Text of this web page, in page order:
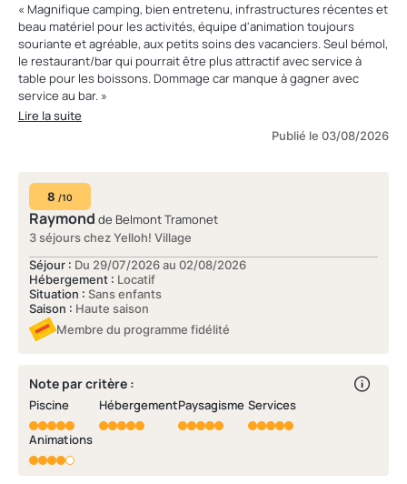
« Magnifique camping, bien entretenu, infrastructures récentes et
beau matériel pour les activités, équipe d'animation toujours
souriante et agréable, aux petits soins des vacanciers. Seul bémol,
le restaurant/bar qui pourrait être plus attractif avec service à
table pour les boissons. Dommage car manque à gagner avec
service au bar. »
Lire la suite
Publié le 03/08/2026
8 /10
Raymond de Belmont Tramonet
3 séjours chez Yelloh! Village
Séjour : Du 29/07/2026 au 02/08/2026
Hébergement : Locatif
Situation : Sans enfants
Saison : Haute saison
Membre du programme fidélité
Note par critère :
Piscine Hébergement Paysagisme Services
Animations